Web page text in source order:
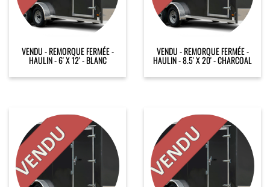
VENDU - REMORQUE FERMÉE -
HAULIN - 6' X 12' - BLANC
VENDU - REMORQUE FERMÉE -
HAULIN - 8.5' X 20' - CHARCOAL